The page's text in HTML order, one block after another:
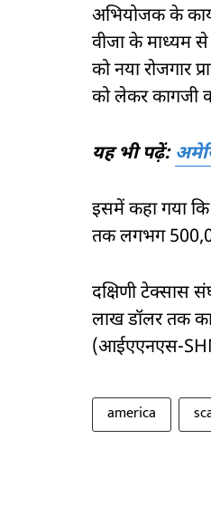
अभियोजक के
वीजा के माध्यम से
को नया रोजगार
को लेकर कागजी
यह भी पढ़ें:
इसमें कहा गया
तक लगभग
दक्षिणी टेक्सास
लाख डॉलर तक
(आईएएनएस-
america